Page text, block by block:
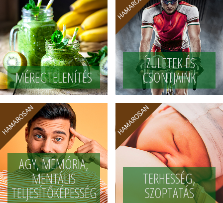
MÉREGTELENÍTÉS
ÍZÜLETEK ÉS
CSONTJAINK
AGY, MEMÓRIA,
MENTÁLIS
TELJESÍTŐKÉPESSÉG
TERHESSÉG,
SZOPTATÁS